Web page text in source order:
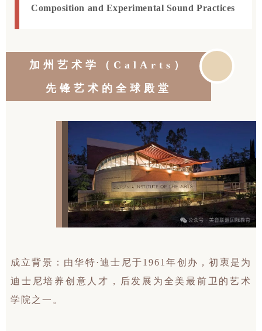
Composition and Experimental Sound Practices
加州艺术学（CalArts）
先锋艺术的全球殿堂
成立背景：由华特·迪士尼于1961年创办，初衷是为
迪士尼培养创意人才，后发展为全美最前卫的艺术
学院之一。